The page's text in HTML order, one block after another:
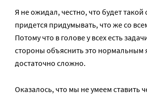
Я не ожидал, честно, что будет такой
придется придумывать, что же со
Потому что в голове у всех есть
стороны объяснить это нормальным
достаточно сложно.
Оказалось, что мы не умеем ставить